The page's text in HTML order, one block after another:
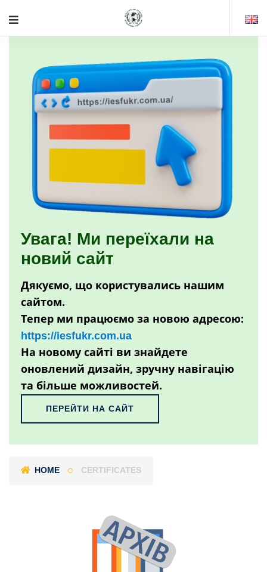
Увага! Ми переїхали на
новий сайт
Дякуємо, що користувались нашим
сайтом.
Тепер ми працюємо за новою адресою:
https://iesfukr.com.ua
На новому сайті ви знайдете
оновлений дизайн, зручну навігацію
та більше можливостей.
ПЕРЕЙТИ НА САЙТ
HOME CERTIFICATES